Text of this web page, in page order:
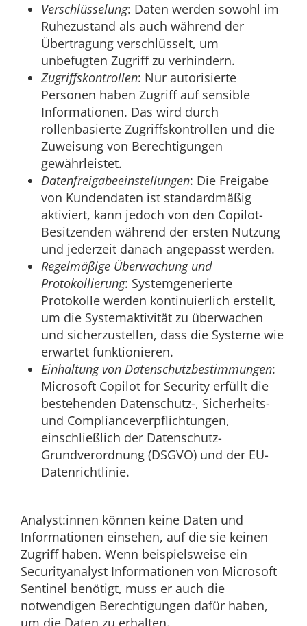
Verschlüsselung: Daten werden sowohl im
Ruhezustand als auch während der
Übertragung verschlüsselt, um
unbefugten Zugriff zu verhindern.
Zugriffskontrollen: Nur autorisierte
Personen haben Zugriff auf sensible
Informationen. Das wird durch
rollenbasierte Zugriffskontrollen und die
Zuweisung von Berechtigungen
gewährleistet.
Datenfreigabeeinstellungen: Die Freigabe
von Kundendaten ist standardmäßig
aktiviert, kann jedoch von den Copilot-
Besitzenden während der ersten Nutzung
und jederzeit danach angepasst werden.
Regelmäßige Überwachung und
Protokollierung: Systemgenerierte
Protokolle werden kontinuierlich erstellt,
um die Systemaktivität zu überwachen
und sicherzustellen, dass die Systeme wie
erwartet funktionieren.
Einhaltung von Datenschutzbestimmungen:
Microsoft Copilot for Security erfüllt die
bestehenden Datenschutz-, Sicherheits-
und Complianceverpflichtungen,
einschließlich der Datenschutz-
Grundverordnung (DSGVO) und der EU-
Datenrichtlinie.
Analyst:innen können keine Daten und
Informationen einsehen, auf die sie keinen
Zugriff haben. Wenn beispielsweise ein
Securityanalyst Informationen von Microsoft
Sentinel benötigt, muss er auch die
notwendigen Berechtigungen dafür haben,